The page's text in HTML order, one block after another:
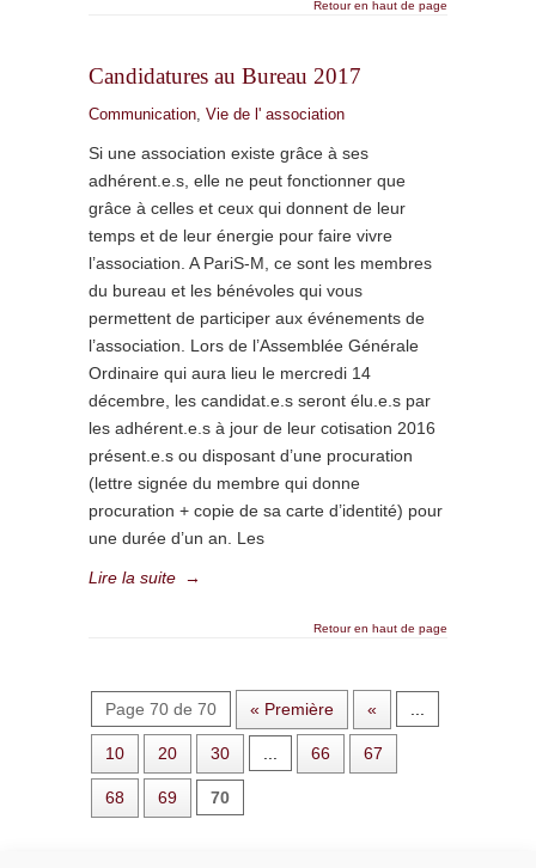
Retour en haut de page
Candidatures au Bureau 2017
Communication, Vie de l' association
Si une association existe grâce à ses
adhérent.e.s, elle ne peut fonctionner que
grâce à celles et ceux qui donnent de leur
temps et de leur énergie pour faire vivre
l’association. A PariS-M, ce sont les membres
du bureau et les bénévoles qui vous
permettent de participer aux événements de
l’association. Lors de l’Assemblée Générale
Ordinaire qui aura lieu le mercredi 14
décembre, les candidat.e.s seront élu.e.s par
les adhérent.e.s à jour de leur cotisation 2016
présent.e.s ou disposant d’une procuration
(lettre signée du membre qui donne
procuration + copie de sa carte d’identité) pour
une durée d’un an. Les
Lire la suite →
Retour en haut de page
Page 70 de 70 « Première «
10 20 30 66 67
68 69 70